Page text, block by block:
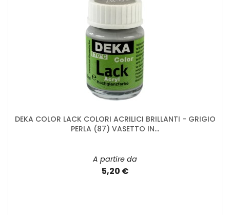
DEKA COLOR LACK COLORI ACRILICI BRILLANTI - GRIGIO
PERLA (87) VASETTO IN...
A partire da
5,20 €